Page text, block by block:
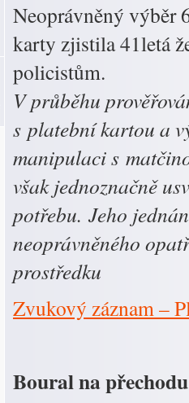
Neoprávněný výběr
karty zjistila 41letá
policistům.
V průběhu
s platební kartou a
manipulaci s
však jednoznačně
potřebu. Jeho
neoprávněného
prostředku
Zvukový záznam –
Boural na